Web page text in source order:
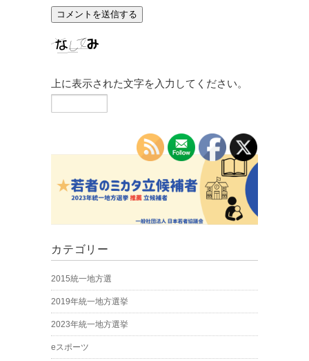
上に表示された文字を入力してください。
カテゴリー
2015統一地方選
2019年統一地方選挙
2023年統一地方選挙
eスポーツ